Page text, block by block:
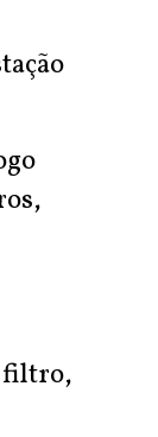
filtro,